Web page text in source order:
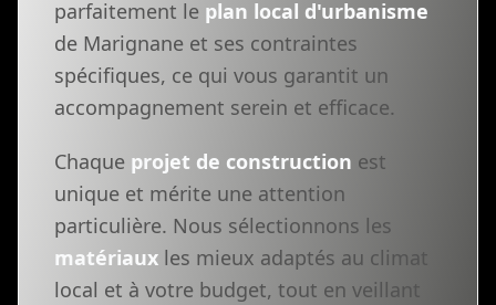
parfaitement le plan local d'urbanisme
de Marignane et ses contraintes
spécifiques, ce qui vous garantit un
accompagnement serein et efficace.
Chaque projet de construction est
unique et mérite une attention
particulière. Nous sélectionnons les
matériaux les mieux adaptés au climat
local et à votre budget, tout en veillant